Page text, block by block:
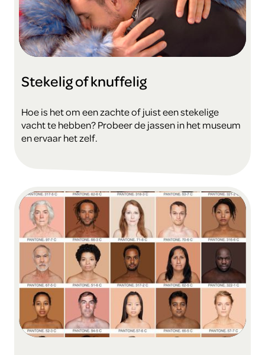
Stekelig of knuffelig
Hoe is het om een zachte of juist een stekelige
vacht te hebben? Probeer de jassen in het museum
en ervaar het zelf.